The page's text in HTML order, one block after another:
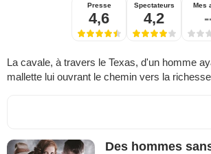
Presse
4,6
Spectateurs
4,2
Mes
La cavale, à travers le Texas, d'un homme
mallette lui ouvrant le chemin vers la
Des hommes